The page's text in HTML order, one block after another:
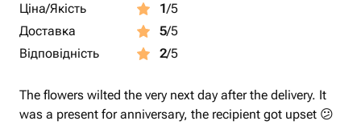
Ціна/Якість
1/5
Доставка
5/5
Відповідність
2/5
The flowers wilted the very next day after the delivery. It
was a present for anniversary, the recipient got upset 😕